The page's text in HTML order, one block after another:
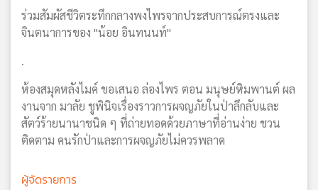
ข่าย
ร่วมสัมผัสชีวิตระทึกกลางพงไพรจากประสบการณ์ตรงและ
จินตนาการของ "น้อย อินทนนท์"
.
ห้องสมุดหลังไมค์ ขอเสนอ ล่องไพร ตอน มนุษย์หิมพานต์ ผล
งานจาก มาลัย ชูพินิจเรื่องราวการผจญภัยในป่าลึกลับและ
สัตว์ร้ายนานาชนิด ๆ ที่ถ่ายทอดด้วยภาษาที่อ่านง่าย ชวน
ติดตาม คนรักป่าและการผจญภัยไม่ควรพลาด
ผู้จัดรายการ